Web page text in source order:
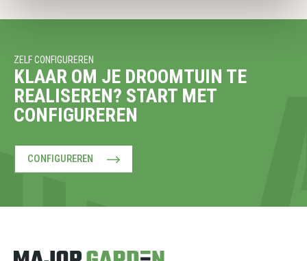
ZELF CONFIGUREREN
KLAAR OM JE DROOMTUIN TE
REALISEREN? START MET
CONFIGUREREN
CONFIGUREREN